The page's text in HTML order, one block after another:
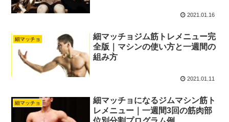
2021.01.16
細マッチョ
細マッチョジム筋トレメニュー完
全版｜マシンの使い方と一週間の
組み方
2021.01.11
細マッチョ
細マッチョになるジムマシン筋ト
レメニュー｜一週間3回の筋肉部